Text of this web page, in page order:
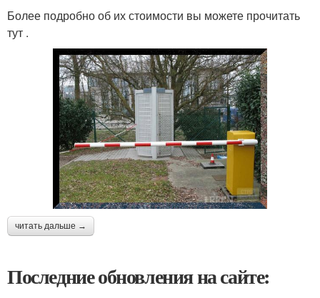
Более подробно об их стоимости вы можете прочитать
тут .
читать дальше →
Последние обновления на сайте: